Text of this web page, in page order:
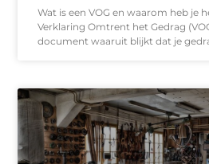
Wat is een VOG en waarom heb je
Verklaring Omtrent het Gedrag
document waaruit blijkt dat je